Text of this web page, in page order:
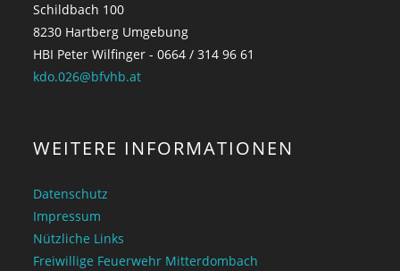
Schildbach 100
8230 Hartberg Umgebung
HBI Peter Wilfinger - 0664 / 314 96 61
kdo.026@bfvhb.at
WEITERE INFORMATIONEN
Datenschutz
Impressum
Nützliche Links
Freiwillige Feuerwehr Mitterdombach